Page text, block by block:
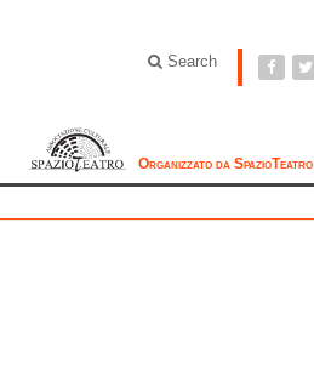
Search
Organizzato da SpazioTeatro